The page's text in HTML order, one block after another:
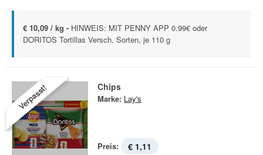
€ 10,09 / kg - HINWEIS: MIT PENNY APP 0.99€ oder
DORITOS Tortillas Versch. Sorten, je 110 g
Verpasst! Chips
Marke: Lay's
Preis: € 1,11